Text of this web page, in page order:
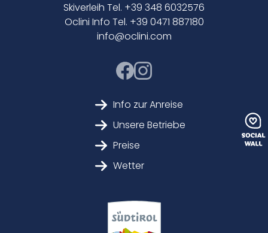
Skiverleih Tel. +39 348 6032576
Oclini Info Tel. +39 0471 887180
info@oclini.com
Info zur Anreise
Unsere Betriebe
Preise
Wetter